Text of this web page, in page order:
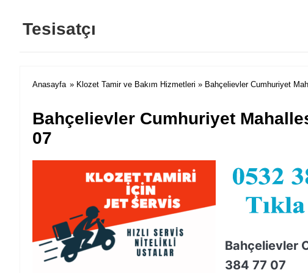
Tesisatçı
Anasayfa » Klozet Tamir ve Bakım Hizmetleri » Bahçelievler Cumhuriyet
Bahçelievler Cumhuriyet
07
Bahçelievler
384 77 07